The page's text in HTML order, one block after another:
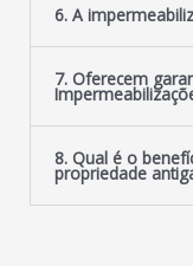
6. A
7. Oferecem
8. Qual é o
propriedade